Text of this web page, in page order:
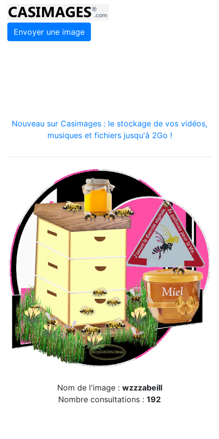
Envoyer une image
Nouveau sur Casimages : le stockage de vos vidéos,
musiques et fichiers jusqu'à 2Go !
Nom de l'image : wzzzabeill
Nombre consultations : 192